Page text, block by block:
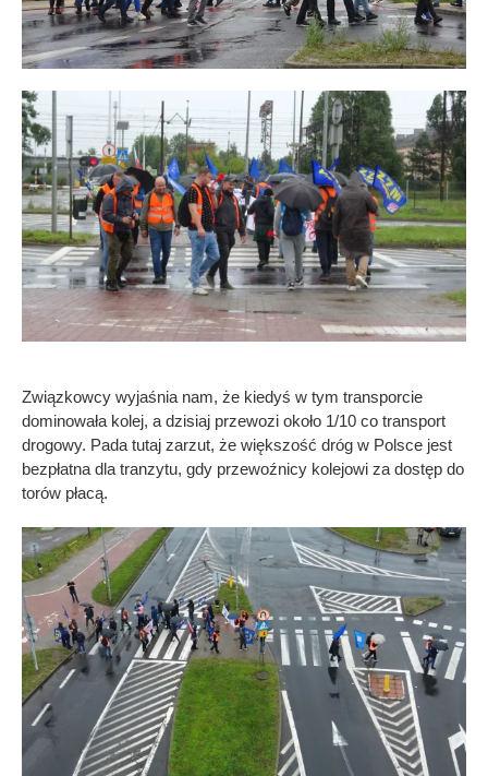
Związkowcy wyjaśnia nam, że kiedyś w tym transporcie
dominowała kolej, a dzisiaj przewozi około 1/10 co transport
drogowy. Pada tutaj zarzut, że większość dróg w Polsce jest
bezpłatna dla tranzytu, gdy przewoźnicy kolejowi za dostęp do
torów płacą.